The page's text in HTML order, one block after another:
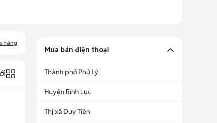
hàng
Mua bán điện thoại
Thành phố Phủ Lý
Huyện Bình Lục
Thị xã Duy Tiên